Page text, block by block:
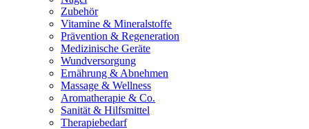
Zubehör
Vitamine & Mineralstoffe
Prävention & Regeneration
Medizinische Geräte
Wundversorgung
Ernährung & Abnehmen
Massage & Wellness
Aromatherapie & Co.
Sanität & Hilfsmittel
Therapiebedarf